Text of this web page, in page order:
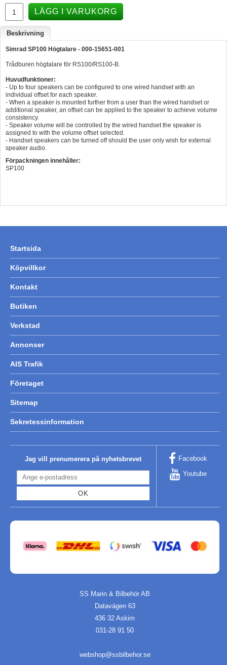
Varta - Batterier
Victron - Batteriladdare
CTEK - Batteriladdare
Webasto - Dieselvärmare
Kamasa Tools - Verktyg
Calix - Packline - Takboxar
Thule - Takboxar
Thule - Lasthållare
LAGERRENSING
Begagnade Motorer & Båtar
LÄGG I VARUKORG
Beskrivning
Simrad SP100 Högtalare - 000-15651-001
Trådburen högtalare för RS100/RS100-B.
Huvudfunktioner:
- Up to four speakers can be configured to one wired handset with an
individual offset for each speaker.
- When a speaker is mounted further from a user than the wired handset or
additional speaker, an offset can be applied to the speaker to achieve volume
consistency.
- Speaker volume will be controlled by the wired handset the speaker is
assigned to with the volume offset selected.
- Handset speakers can be turned off should the user only wish for external
speaker audio.
Förpackningen innehåller:
SP100
Startsida
Köpvillkor
Kontakt
Butiken
Verkstad
Annonser
AIS Trafik
Företaget
Sitemap
Sekretessinformation
Jag vill prenumerera på nyhetsbrevet
OK
Facebook
Youtube
SS Marin & Bilbehör AB
Datavägen 63
436 32 Askim
031-28 91 50
webshop@ssbilbehor.se